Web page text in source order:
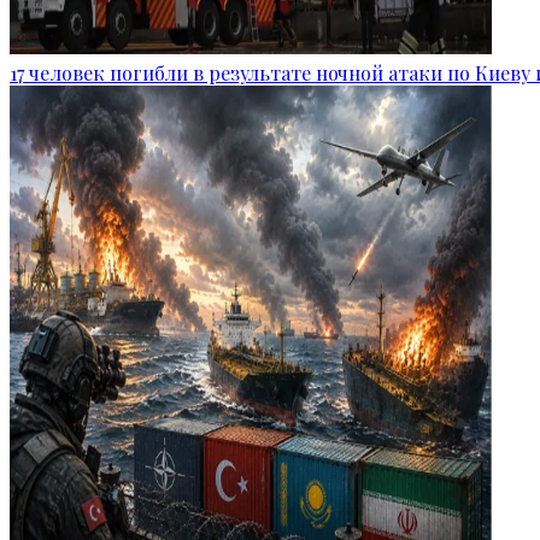
17 человек погибли в результате ночной атаки по Киеву